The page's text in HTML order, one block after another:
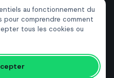
au fonctionnement du
comprendre comment
tous les cookies ou